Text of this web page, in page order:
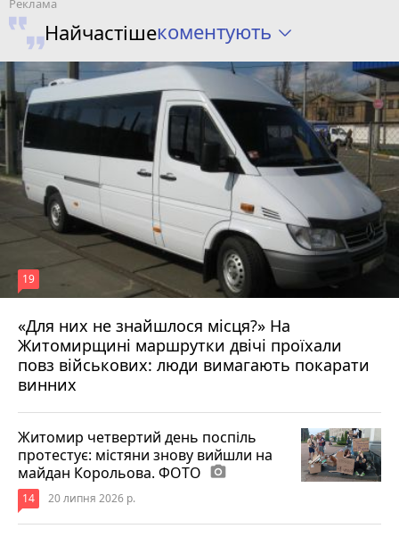
Найчастішекоментують
«Для них не знайшлося місця?» На
Житомирщині маршрутки двічі проїхали
повз військових: люди вимагають покарати
винних
19
17 липня 2026 р.
Житомир четвертий день поспіль
протестує: містяни знову вийшли на
майдан Корольова. ФОТО photo_camera
14 20 липня 2026 р.